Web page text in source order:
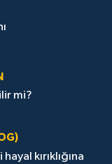
mi?
kırıklığına